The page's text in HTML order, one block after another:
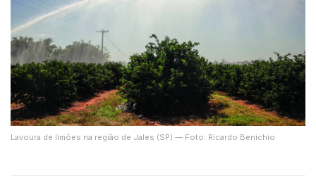
Lavoura de limões na região de Jales (SP) — Foto: Ricardo Benichio